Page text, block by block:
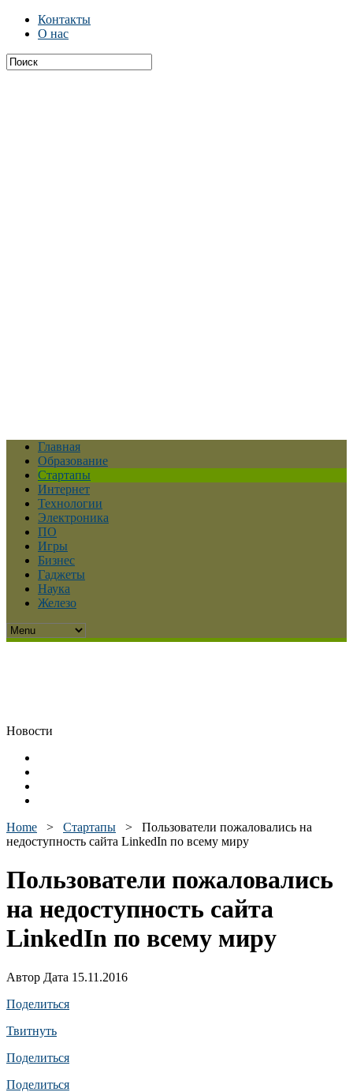
Контакты
О нас
Главная
Образование
Стартапы
Интернет
Технологии
Электроника
ПО
Игры
Бизнес
Гаджеты
Наука
Железо
Новости
Home > Стартапы > Пользователи пожаловались на
недоступность сайта LinkedIn по всему миру
Пользователи пожаловались
на недоступность сайта
LinkedIn по всему миру
Автор Дата 15.11.2016
Поделиться
Твитнуть
Поделиться
Поделиться